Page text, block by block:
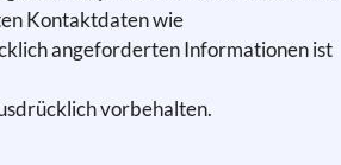
Kontaktdaten wie
angeforderten Informationen ist
vorbehalten.